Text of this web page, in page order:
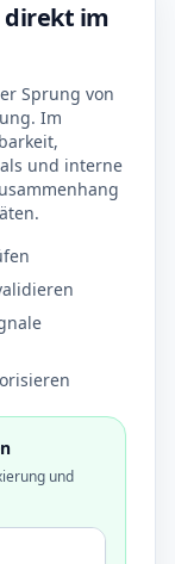
direkt im
Sprung von
Im
und interne
und